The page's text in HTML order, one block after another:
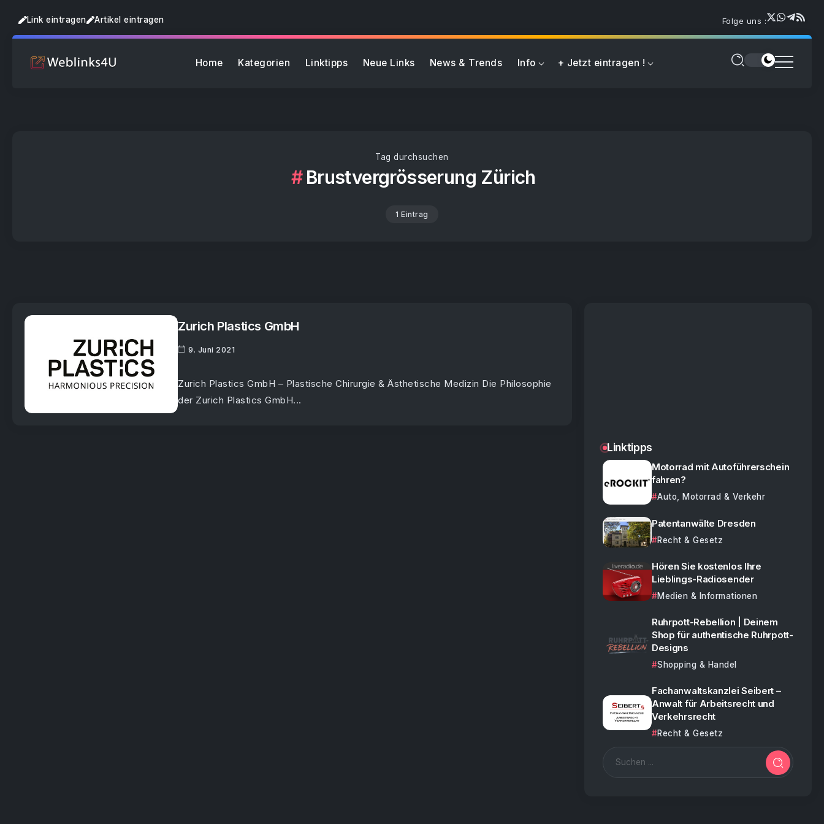
Link eintragen Artikel eintragen Folge uns :
Home Kategorien Linktipps Neue Links News & Trends Info + Jetzt eintragen !
Tag durchsuchen
Brustvergrösserung Zürich
1 Eintrag
Zurich Plastics GmbH
9. Juni 2021
Zurich Plastics GmbH – Plastische Chirurgie & Ästhetische Medizin Die Philosophie
der Zurich Plastics GmbH...
Linktipps
Motorrad mit Autoführerschein
fahren?
Auto, Motorrad & Verkehr
Patentanwälte Dresden
Recht & Gesetz
Hören Sie kostenlos Ihre
Lieblings-Radiosender
Medien & Informationen
Ruhrpott-Rebellion | Deinem
Shop für authentische Ruhrpott-
Designs
Shopping & Handel
Fachanwaltskanzlei Seibert –
Anwalt für Arbeitsrecht und
Verkehrsrecht
Recht & Gesetz